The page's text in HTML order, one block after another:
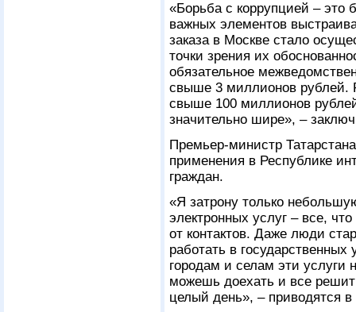
«Борьба с коррупцией –
важных элементов
заказа в Москве стало
точки зрения их
обязательное
свыше 3 миллионов рублей.
свыше 100 миллионов
значительно шире», –
Премьер-министр
применения в Республике
граждан.
«Я затрону только
электронных услуг – все,
от контактов. Даже люди
работать в
городам и селам эти
можешь доехать и все
целый день», – приводятся